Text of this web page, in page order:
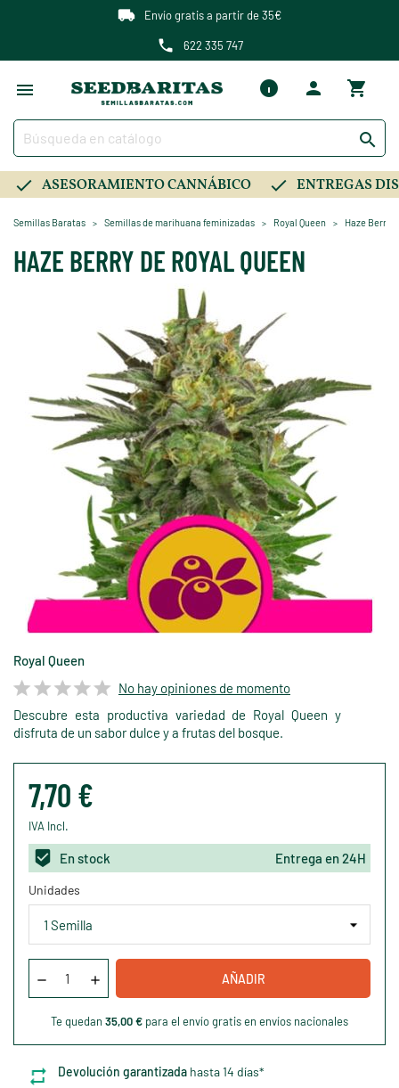
Envío gratis a partir de 35€
622 335 747

ASESORAMIENTO CANNÁBICO ENTREGAS
Semillas Baratas Semillas de marihuana feminizadas Royal Queen Haze Berry
HAZE BERRY DE ROYAL QUEEN
Royal Queen
No hay opiniones de momento
Descubre esta productiva variedad de Royal Queen y
disfruta de un sabor dulce y a frutas del bosque.
7,70 €
IVA Incl.
En stock Entrega en 24H
Unidades
AÑADIR
Te quedan 35,00 € para el envío gratis en envíos nacionales
Devolución garantizada hasta 14 días*